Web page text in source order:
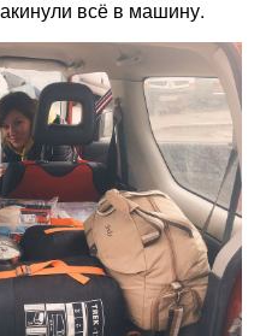
всё в машину.